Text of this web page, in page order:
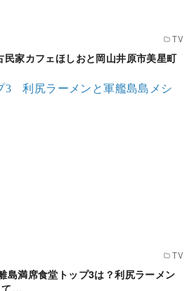
TV
民家カフェほしおと岡山井原市美星町
TV
島満席食堂トップ3は？利尻ラーメン
…